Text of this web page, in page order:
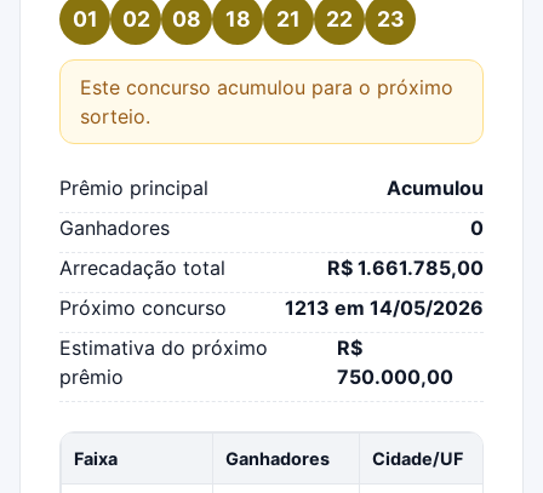
01 02 08 18 21 22 23
Este concurso acumulou para o próximo
sorteio.
Prêmio principal
Acumulou
Ganhadores
0
Arrecadação total
R$ 1.661.785,00
Próximo concurso
1213 em 14/05/2026
Estimativa do próximo
prêmio
R$
750.000,00
Faixa Ganhadores Cidade/UF